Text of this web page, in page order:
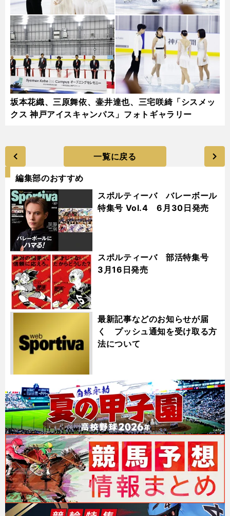
坂本花織、三原舞依、壷井達也、三宅咲綺「シスメッ
クス 神戸アイスキャンパス」フォトギャラリー
一覧に戻る
編集部のおすすめ
スポルティーバ バレーボール
特集号 Vol.4 6月30日発売
スポルティーバ 部活特集号
3月16日発売
最新記事などのお知らせが届
く プッシュ通知を受け取る方
法について